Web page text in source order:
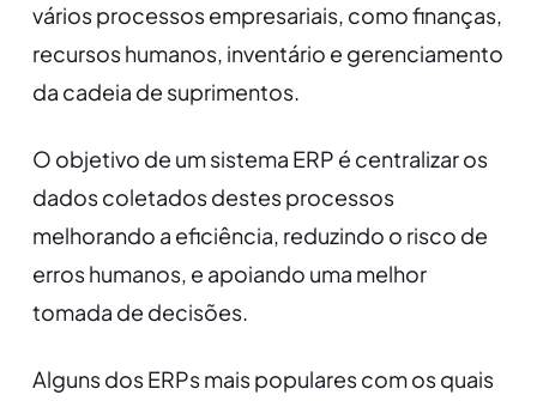
vários processos empresariais, como finanças,
recursos humanos, inventário e gerenciamento
da cadeia de suprimentos.
O objetivo de um sistema ERP é centralizar os
dados coletados destes processos
melhorando a eficiência, reduzindo o risco de
erros humanos, e apoiando uma melhor
tomada de decisões.
Alguns dos ERPs mais populares com os quais